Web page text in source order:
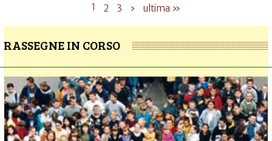
1 2 3 › ultima »
RASSEGNE IN CORSO